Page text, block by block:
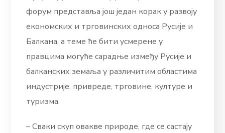
форум представља још један корак у развоју
економских и трговинских односа Русије и
Балкана, а теме ће бити усмерене у
правцима могуће сарадње између Русије и
балканских земаља у различитим областима
индустрије, привреде, трговине, културе и
туризма.
– Сваки скуп овакве природе, где се састају